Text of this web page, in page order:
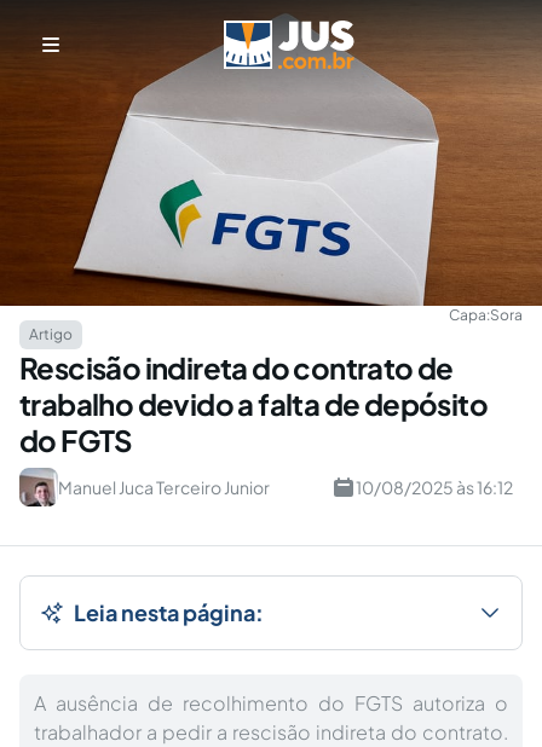
Capa:Sora
Artigo
Rescisão indireta do contrato de
trabalho devido a falta de depósito
do FGTS
Manuel Juca Terceiro Junior 10/08/2025 às 16:12
Leia nesta página:
A ausência de recolhimento do FGTS autoriza o
trabalhador a pedir a rescisão indireta do contrato.